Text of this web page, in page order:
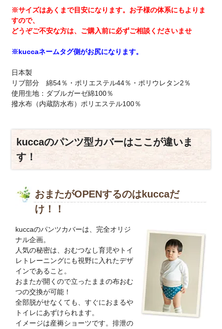
※サイズはあくまで目安になります。お子様の体系にもよりま
すので、
どうぞご不安な方は、ご購入前に必ずご相談くださいませ
※kuccaネームタグ側がお尻になります。
日本製
リブ部分 綿54％・ポリエステル44％・ポリウレタン2％
使用生地：ダブルガーゼ綿100％
撥水布（内蔵防水布）ポリエステル100％
kuccaのパンツ型カバーはここが違いま
す！
おまたがOPENするのはkuccaだ
け！！
kuccaのパンツカバーは、完全オリジ
ナル企画。
人気の秘密は、おむつなし育児やトイ
レトレーニングにも視野に入れたデザ
インであること。
おまたが開くので立ったままの布おむ
つの交換が可能！
全部脱がせなくても、すぐにおまるや
トイレにあずけられます。
イメージは産褥ショーツです。排泄の